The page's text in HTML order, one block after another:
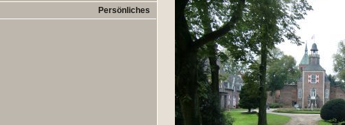
Persönliches